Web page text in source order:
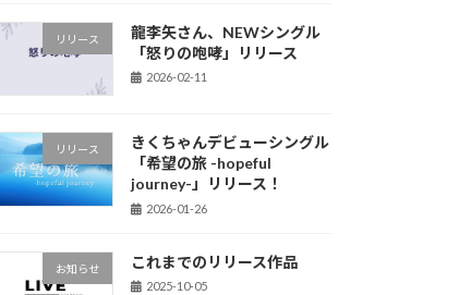
リリース
龍李矢さん、NEWシングル
「怒りの咆哮」リリース
2026-02-11
リリース
きくちゃんデビューシングル
「希望の旅 -hopeful
journey-」リリース！
2026-01-26
お知らせ これまでのリリース作品
2025-10-05